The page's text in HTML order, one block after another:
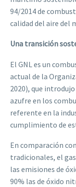
94/2014 de
calidad del aire del
Una transición
El GNL es un
actual de la
2020), que
azufre en los
referente en la
cumplimiento de
En comparación
tradicionales, el
las emisiones de
90% las de óxido